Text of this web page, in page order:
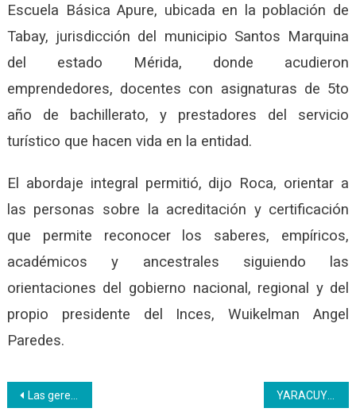
Escuela Básica Apure, ubicada en la población de
Tabay, jurisdicción del municipio Santos Marquina
del estado Mérida, donde acudieron
emprendedores, docentes con asignaturas de 5to
año de bachillerato, y prestadores del servicio
turístico que hacen vida en la entidad.
El abordaje integral permitió, dijo Roca, orientar a
las personas sobre la acreditación y certificación
que permite reconocer los saberes, empíricos,
académicos y ancestrales siguiendo las
orientaciones del gobierno nacional, regional y del
propio presidente del Inces, Wuikelman Angel
Paredes.
Navegación
Las gerencias de Formación Profesional y Tributos unen esfuerzos para el cumplimiento de las entidades de trabajo con el PNA YARACUY – Especial | Bachilleres reciben formación y capacitación a través del Inces